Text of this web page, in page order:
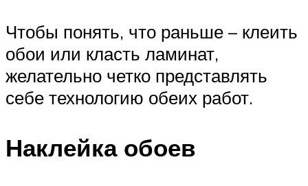
Чтобы понять, что раньше – клеить
обои или класть ламинат,
желательно четко представлять
себе технологию обеих работ.
Наклейка обоев